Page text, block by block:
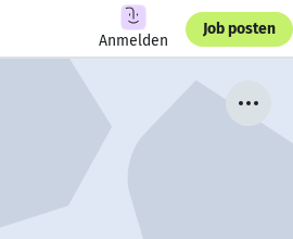
Anmelden
Job posten